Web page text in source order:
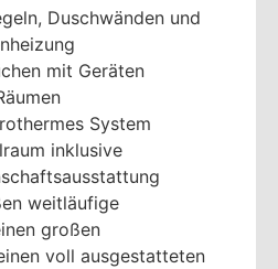
Duschwänden und
mit Geräten
System
inklusive
weitläufige
großen
voll ausgestatteten